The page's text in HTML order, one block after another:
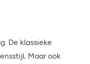
De klassieke
Maar ook